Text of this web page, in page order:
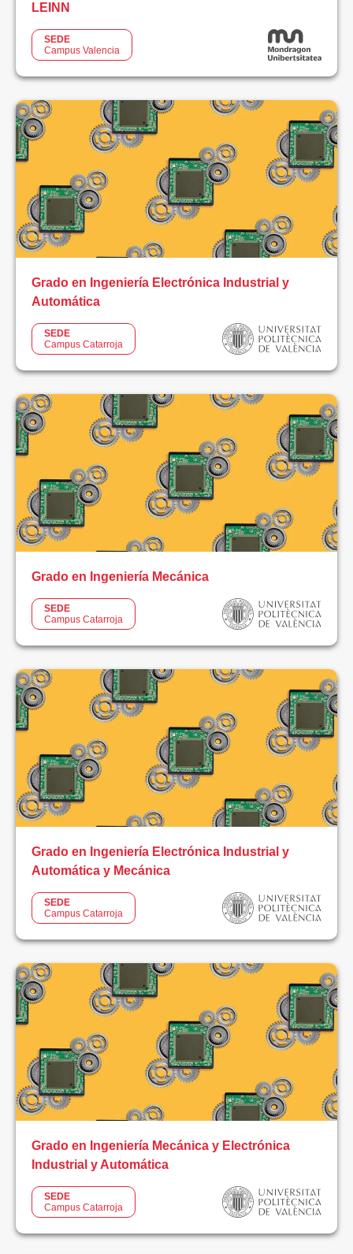
Campus
Catarroja
Campos
Racing
Online
Campus
Alzira
Campus
Valencia
LIMPIAR
FILTROS
LEINN
SEDE
Campus Valencia
Grado en Ingeniería Electrónica Industrial y
Automática
SEDE
Campus Catarroja
Grado en Ingeniería Mecánica
SEDE
Campus Catarroja
Grado en Ingeniería Electrónica Industrial y
Automática y Mecánica
SEDE
Campus Catarroja
Grado en Ingeniería Mecánica y Electrónica
Industrial y Automática
SEDE
Campus Catarroja